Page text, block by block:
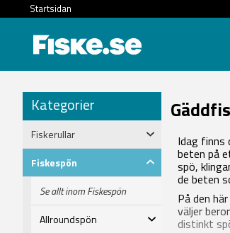
Startsidan
Kategorier
Fiskerullar
Fiskespön
Se allt inom Fiskespön
Allroundspön
Idag finns
beten på
spö,
de beten
På den
väljer
distinkt